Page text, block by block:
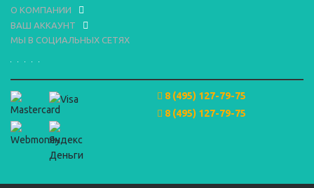
О КОМПАНИИ
ВАШ АККАУНТ
МЫ В СОЦИАЛЬНЫХ СЕТЯХ
8 (495) 127-79-75
8 (495) 127-79-75